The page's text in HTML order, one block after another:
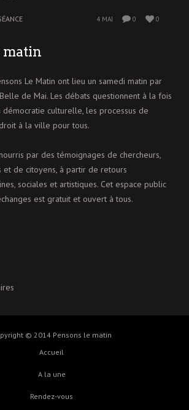
4 MAI 0 0
matin
Le Matin ont lieu un samedi matin par
de Mai. Les débats questionnent à la fois
culturelle, les processus de
à la ville pour tous.
par des témoignages de chercheurs,
et de citoyens, à partir de retours
sociales et artistiques. Cet espace public
est gratuit et ouvert à tous.
© 2014 Pensons le matin
Accueil
A la une
Rendez-vous